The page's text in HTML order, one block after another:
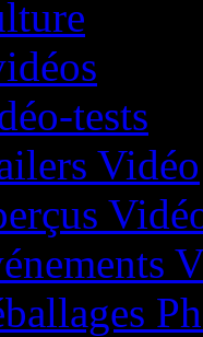
tests
Vidéo